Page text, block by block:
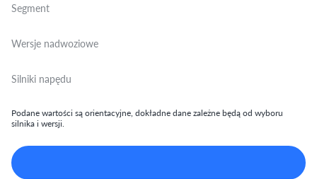
Segment
Wersje nadwoziowe
Silniki napędu
Podane wartości są orientacyjne, dokładne dane zależne będą od wyboru
silnika i wersji.